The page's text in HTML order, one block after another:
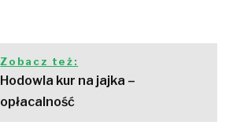
Zobacz też:
Hodowla kur na jajka –
opłacalność